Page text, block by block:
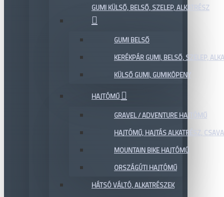
GUMI KÜLSŐ, BELSŐ, SZELEP, ALKATRÉSZ
GUMI BELSŐ
KERÉKPÁR GUMI, BELSŐ, SZELEP,
KÜLSŐ GUMI, GUMIKÖPENY
HAJTÓMŰ
GRAVEL / ADVENTURE HAJTÓMŰ
HAJTÓMŰ, HAJTÁS ALKATRÉSZ,
MOUNTAIN BIKE HAJTÓMŰ
ORSZÁGÚTI HAJTÓMŰ
HÁTSÓ VÁLTÓ, ALKATRÉSZEK